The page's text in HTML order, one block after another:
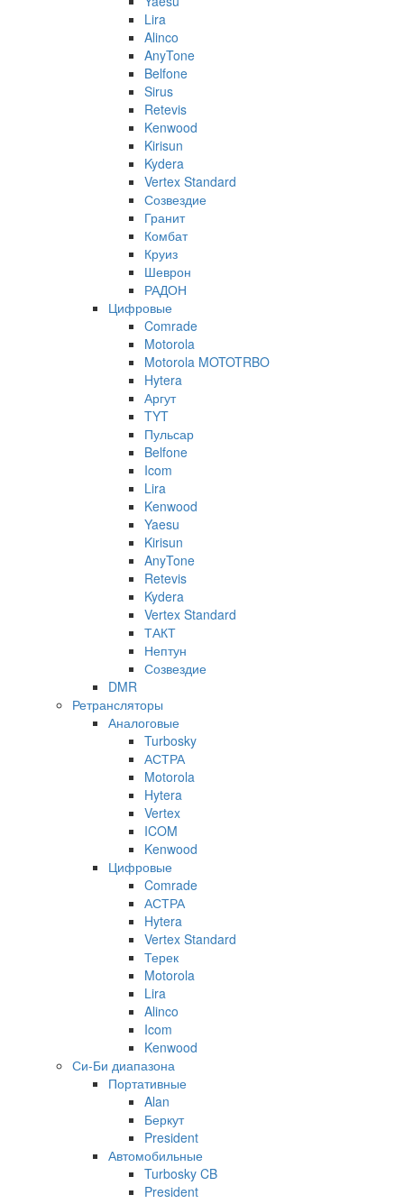
Lira
Alinco
AnyTone
Belfone
Sirus
Retevis
Kenwood
Kirisun
Kydera
Vertex Standard
Созвездие
Гранит
Комбат
Круиз
Шеврон
РАДОН
Цифровые
Comrade
Motorola
Motorola MOTOTRBO
Hytera
Аргут
TYT
Пульсар
Belfone
Icom
Lira
Kenwood
Yaesu
Kirisun
AnyTone
Retevis
Kydera
Vertex Standard
ТАКТ
Нептун
Созвездие
DMR
Ретрансляторы
Аналоговые
Turbosky
АСТРА
Motorola
Hytera
Vertex
ICOM
Kenwood
Цифровые
Comrade
АСТРА
Hytera
Vertex Standard
Терек
Motorola
Lira
Alinco
Icom
Kenwood
Си-Би диапазона
Портативные
Alan
Беркут
President
Автомобильные
Turbosky CB
President